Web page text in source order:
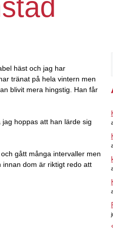
häst och jag har
tränat på hela vintern men
blivit mera hingstig. Han får
hoppas att han lärde sig
gått många intervaller men
dom är riktigt redo att